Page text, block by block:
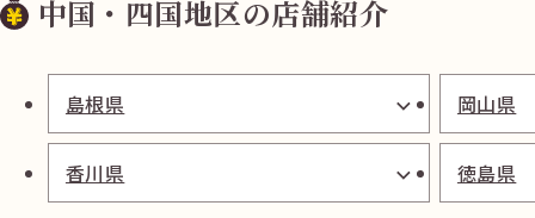
中国・四国地区の店舗紹介
島根県 岡山県
香川県 徳島県